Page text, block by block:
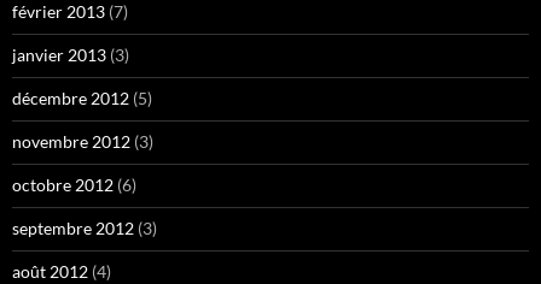
février 2013 (7)
janvier 2013 (3)
décembre 2012 (5)
novembre 2012 (3)
octobre 2012 (6)
septembre 2012 (3)
août 2012 (4)